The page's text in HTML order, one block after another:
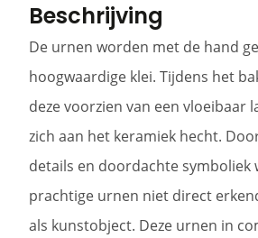
Beschrijving
De urnen worden met de hand
hoogwaardige klei. Tijdens het
deze voorzien van een vloeibaar
zich aan het keramiek hecht.
details en doordachte symboliek
prachtige urnen niet direct
als kunstobject. Deze urnen in